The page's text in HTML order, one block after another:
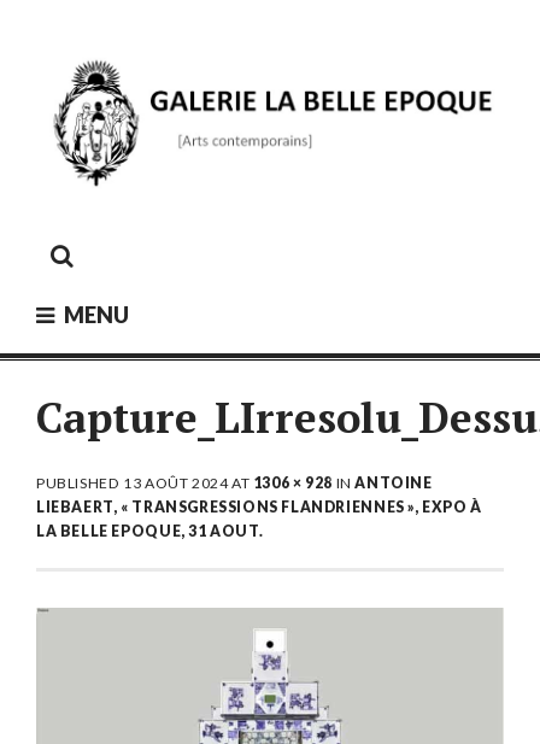
MENU
PUBLISHED 13 AOÛT 2024AT 1306 × 928 INANTOINE
LIEBAERT, « TRANSGRESSIONS FLANDRIENNES », EXPO À
LA BELLE EPOQUE, 31 AOUT.